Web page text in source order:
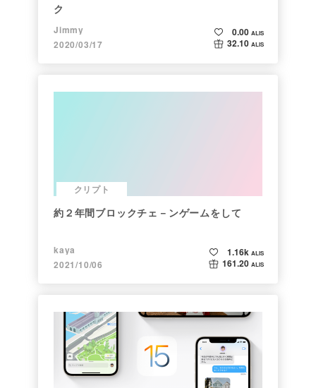
ク
Jimmy
2020/03/17
0.00 ALIS
32.10 ALIS
クリプト
約２年間ブロックチェ－ンゲームをして
kaya
2021/10/06
1.16k ALIS
161.20 ALIS